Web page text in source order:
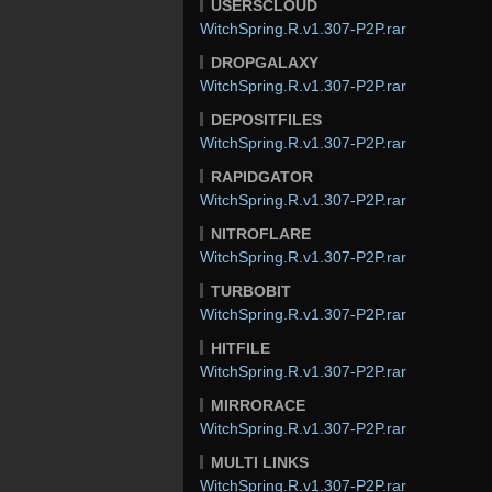
USERSCLOUD
WitchSpring.R.v1.307-P2P.rar
DROPGALAXY
WitchSpring.R.v1.307-P2P.rar
DEPOSITFILES
WitchSpring.R.v1.307-P2P.rar
RAPIDGATOR
WitchSpring.R.v1.307-P2P.rar
NITROFLARE
WitchSpring.R.v1.307-P2P.rar
TURBOBIT
WitchSpring.R.v1.307-P2P.rar
HITFILE
WitchSpring.R.v1.307-P2P.rar
MIRRORACE
WitchSpring.R.v1.307-P2P.rar
MULTI LINKS
WitchSpring.R.v1.307-P2P.rar